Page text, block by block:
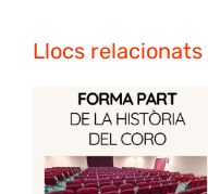
Llocs relacionats